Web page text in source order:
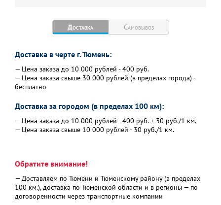
Доставка Самовывоз
Доставка в черте г. Тюмень:
— Цена заказа до 10 000 рублей - 400 руб.
— Цена заказа свыше 30 000 рублей (в пределах города) -
бесплатно
Доставка за городом (в пределах 100 км):
— Цена заказа до 10 000 рублей - 400 руб. + 30 руб./1 км.
— Цена заказа свыше 10 000 рублей - 30 руб./1 км.
Обратите внимание!
— Доставляем по Тюмени и Тюменскому району (в пределах
100 км.), доставка по Тюменской области и в регионы — по
договоренности через транспортные компании